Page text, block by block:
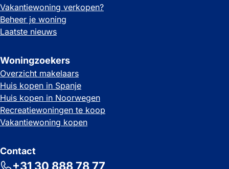
Vakantiewoning verkopen?
Beheer je woning
Laatste nieuws
Woningzoekers
Overzicht makelaars
Huis kopen in Spanje
Huis kopen in Noorwegen
Recreatiewoningen te koop
Vakantiewoning kopen
Contact
+31 30 888 78 77